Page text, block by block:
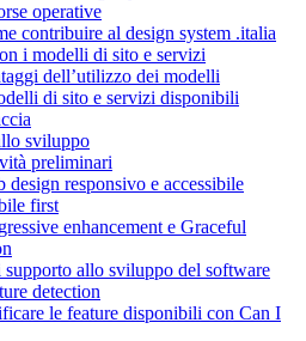
operative
contribuire al design system .italia
i modelli di sito e servizi
dell’utilizzo dei modelli
di sito e servizi disponibili
sviluppo
preliminari
design responsivo e accessibile
first
enhancement e Graceful
allo sviluppo del software
detection
le feature disponibili con Can I